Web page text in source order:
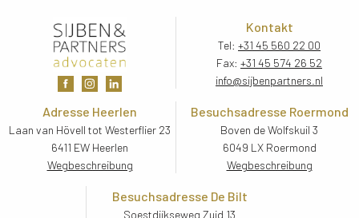
Kontakt
Tel: +31 45 560 22 00
Fax: +31 45 574 26 52
info@sijbenpartners.nl
Adresse Heerlen
Laan van Hövell tot Westerflier 23
6411 EW Heerlen
Wegbeschreibung
Besuchsadresse Roermond
Boven de Wolfskuil 3
6049 LX Roermond
Wegbeschreibung
Besuchsadresse De Bilt
Soestdijkseweg Zuid 13